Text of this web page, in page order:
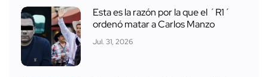
Esta es la razón por la que el ´R1´
ordenó matar a Carlos Manzo
Jul. 31, 2026